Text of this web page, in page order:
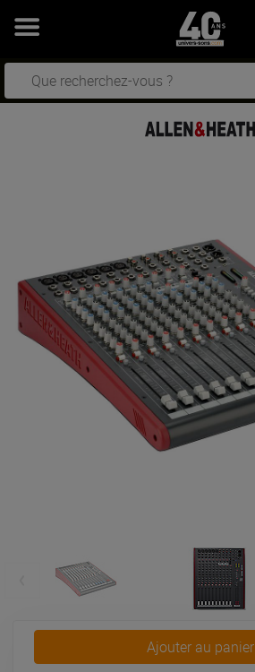
Ajouter au panier